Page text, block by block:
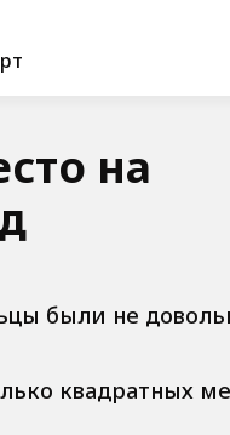
на
были не
квадратных